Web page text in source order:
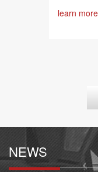
learn more
NEWS